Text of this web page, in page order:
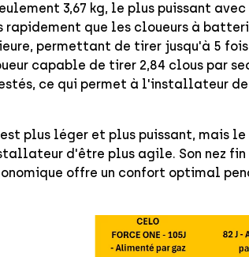
3,67 kg, le plus puissant
rapidement que les cloueurs à
permettant de tirer jusqu'à 5
capable de tirer 2,84 clous par
ce qui permet à l'installateur
plus léger et plus puissant, mais le
d'être plus agile. Son nez
offre un confort optimal